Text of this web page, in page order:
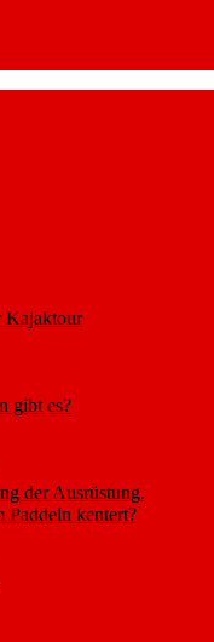
Kajaktour
gibt es?
der Ausrüstung.
Paddeln kentert?